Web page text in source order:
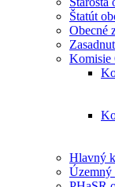
Štatút
Obecné
Komisie
Hlavný
Územný